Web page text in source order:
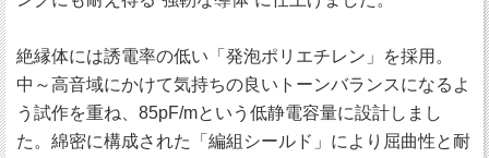
絶縁体には誘電率の低い「発泡ポリエチレン」を採用。
中～高音域にかけて気持ちの良いトーンバランスになるよ
う試作を重ね、85pF/mという低静電容量に設計しまし
た。綿密に構成された「編組シールド」により屈曲性と耐